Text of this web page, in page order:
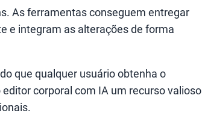
As ferramentas conseguem entregar
e integram as alterações de forma
que qualquer usuário obtenha o
corporal com IA um recurso valioso